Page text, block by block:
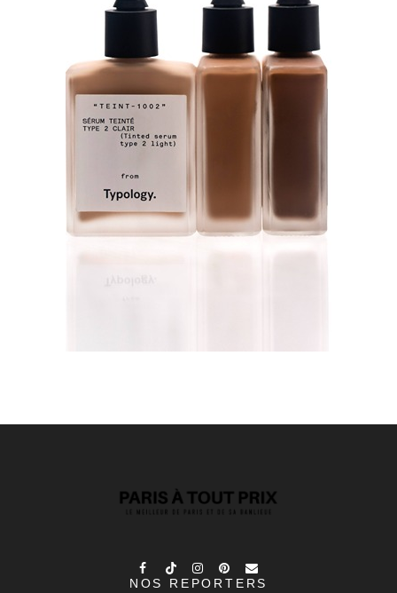
NOS REPORTERS